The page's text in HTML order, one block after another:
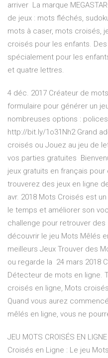
arriver La marque
de jeux : mots fléchés,
mots à caser, mots croisés,
croisés pour les enfants.
spécialement pour les
et quatre lettres.
4 déc. 2017 Créateur de
formulaire pour générer un
nombreuses options :
http://bit.ly/1o31Nh2 Grand
croisés ou Jouez au jeu de
vos parties gratuites
jeux gratuits en français
trouverez des jeux en ligne
avr. 2018 Mots Croisés est
le temps et améliorer son
challenge pour retrouver
découvrir le jeu Mots Mêlés
meilleurs Jeux Trouver des
ou regarde la 24 mars 2018
Détecteur de mots en ligne.
croisés en ligne, Mots
Quand vous aurez
mêlés en ligne, vous ne
JEU MOTS CROISÉS EN
Croisés en Ligne : Le jeu